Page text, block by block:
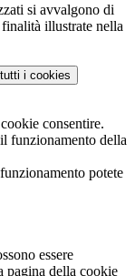
si avvalgono di
illustrate nella
i cookies
consentire.
funzionamento della
potete
essere
pagina della cookie